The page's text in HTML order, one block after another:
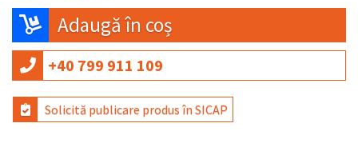
Adaugă în coș
+40 799 911 109
Solicită publicare produs în SICAP